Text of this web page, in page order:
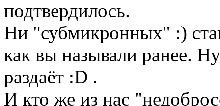
подтвердилось.
Ни "субмикронных" :)
как вы называли ранее.
раздаёт :D .
И кто же из нас